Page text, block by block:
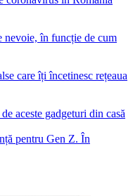
nevoie, în funcție de cum
care îți încetinesc rețeaua
aceste gadgeturi din casă
pentru Gen Z. În